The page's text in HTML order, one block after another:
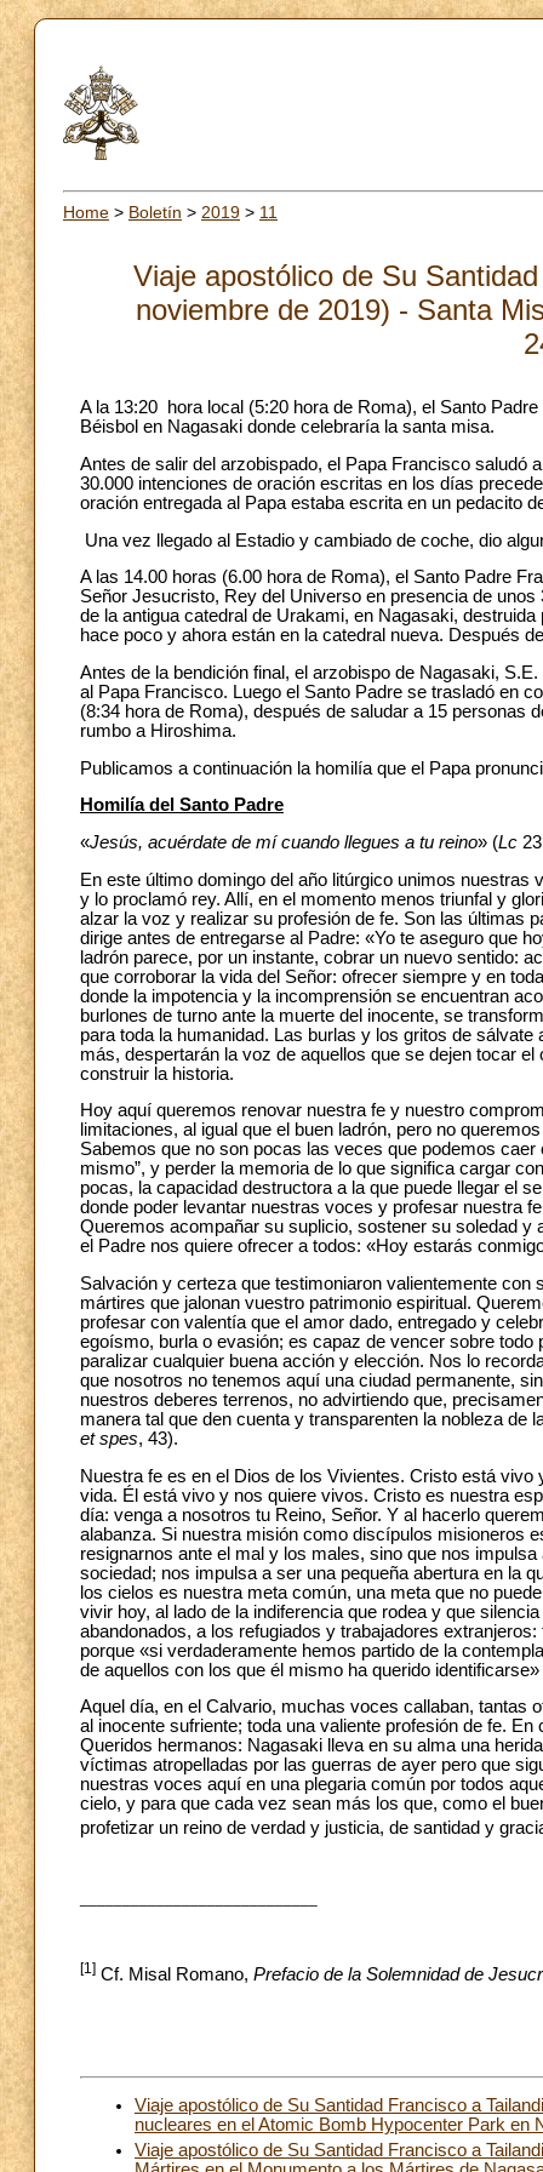
Home > Boletín > 2019 > 11
Viaje apostólico de Su
noviembre de 2019) - Santa
A la 13:20 hora local (5:20 hora de Roma), el Santo
Béisbol en Nagasaki donde celebraría la santa misa.
Antes de salir del arzobispado, el Papa Francisco saludó
30.000 intenciones de oración escritas en los días
oración entregada al Papa estaba escrita en un pedacito
Una vez llegado al Estadio y cambiado de coche, dio
A las 14.00 horas (6.00 hora de Roma), el Santo Padre
Señor Jesucristo, Rey del Universo en presencia de
de la antigua catedral de Urakami, en Nagasaki,
hace poco y ahora están en la catedral nueva. Después
Antes de la bendición final, el arzobispo de Nagasaki,
al Papa Francisco. Luego el Santo Padre se trasladó en
(8:34 hora de Roma), después de saludar a 15 personas
rumbo a Hiroshima.
Publicamos a continuación la homilía que el Papa
Homilía del Santo Padre
«Jesús, acuérdate de mí cuando llegues a tu reino» (Lc
En este último domingo del año litúrgico unimos
y lo proclamó rey. Allí, en el momento menos triunfal y
alzar la voz y realizar su profesión de fe. Son las últimas
dirige antes de entregarse al Padre: «Yo te aseguro que
ladrón parece, por un instante, cobrar un nuevo sentido:
que corroborar la vida del Señor: ofrecer siempre y en
donde la impotencia y la incomprensión se encuentran
burlones de turno ante la muerte del inocente, se
para toda la humanidad. Las burlas y los gritos de
más, despertarán la voz de aquellos que se dejen tocar
construir la historia.
Hoy aquí queremos renovar nuestra fe y nuestro
limitaciones, al igual que el buen ladrón, pero no
Sabemos que no son pocas las veces que podemos
mismo”, y perder la memoria de lo que significa cargar
pocas, la capacidad destructora a la que puede llegar el
donde poder levantar nuestras voces y profesar nuestra
Queremos acompañar su suplicio, sostener su soledad
el Padre nos quiere ofrecer a todos: «Hoy estarás
Salvación y certeza que testimoniaron valientemente
mártires que jalonan vuestro patrimonio espiritual.
profesar con valentía que el amor dado, entregado y
egoísmo, burla o evasión; es capaz de vencer sobre
paralizar cualquier buena acción y elección. Nos lo
que nosotros no tenemos aquí una ciudad permanente,
nuestros deberes terrenos, no advirtiendo que,
manera tal que den cuenta y transparenten la nobleza
et spes, 43).
Nuestra fe es en el Dios de los Vivientes. Cristo está
vida. Él está vivo y nos quiere vivos. Cristo es nuestra
día: venga a nosotros tu Reino, Señor. Y al hacerlo
alabanza. Si nuestra misión como discípulos misioneros
resignarnos ante el mal y los males, sino que nos
sociedad; nos impulsa a ser una pequeña abertura en la
los cielos es nuestra meta común, una meta que no
vivir hoy, al lado de la indiferencia que rodea y que
abandonados, a los refugiados y trabajadores
porque «si verdaderamente hemos partido de la
de aquellos con los que él mismo ha querido
Aquel día, en el Calvario, muchas voces callaban, tantas
al inocente sufriente; toda una valiente profesión de fe.
Queridos hermanos: Nagasaki lleva en su alma una
víctimas atropelladas por las guerras de ayer pero que
nuestras voces aquí en una plegaria común por todos
cielo, y para que cada vez sean más los que, como el
profetizar un reino de verdad y justicia, de santidad y
[1] Cf. Misal Romano, Prefacio de la Solemnidad de
Viaje apostólico de Su Santidad Francisco a
nucleares en el Atomic Bomb Hypocenter Park en
Viaje apostólico de Su Santidad Francisco a